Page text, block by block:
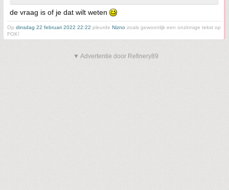
de vraag is of je dat wilt weten
Op dinsdag 22 februari 2022 22:22 pleurde Nizno zoals gewoonlijk een onzinnige tekst op
FOK!
▼ Advertentie door Refinery89